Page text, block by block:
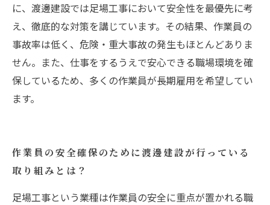
に、渡邊建設では足場工事において安全性を最優先に考
え、徹底的な対策を講じています。その結果、作業員の
事故率は低く、危険・重大事故の発生もほとんどありま
せん。また、仕事をするうえで安心できる職場環境を確
保しているため、多くの作業員が長期雇用を希望してい
ます。
作業員の安全確保のために渡邊建設が行っている
取り組みとは？
足場工事という業種は作業員の安全に重点が置かれる職